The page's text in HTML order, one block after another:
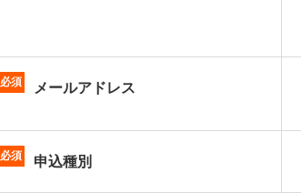
必須 メールアドレス
必須 申込種別